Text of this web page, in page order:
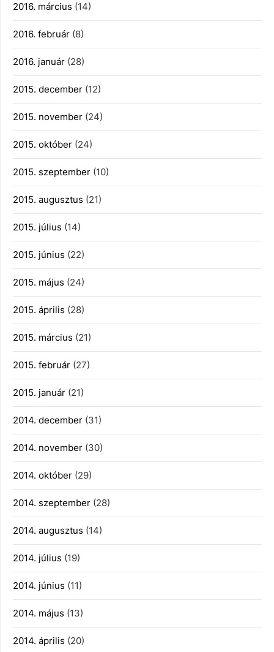
2016. március (14)
2016. február (8)
2016. január (28)
2015. december (12)
2015. november (24)
2015. október (24)
2015. szeptember (10)
2015. augusztus (21)
2015. július (14)
2015. június (22)
2015. május (24)
2015. április (28)
2015. március (21)
2015. február (27)
2015. január (21)
2014. december (31)
2014. november (30)
2014. október (29)
2014. szeptember (28)
2014. augusztus (14)
2014. július (19)
2014. június (11)
2014. május (13)
2014. április (20)